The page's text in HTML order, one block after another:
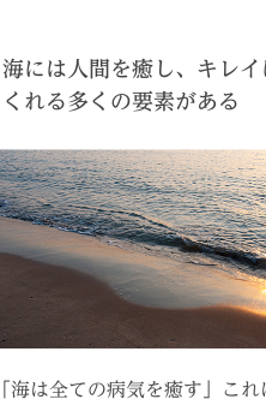
海には人間を癒し、キレイ
くれる多くの要素がある
「海は全ての病気を癒す」これ